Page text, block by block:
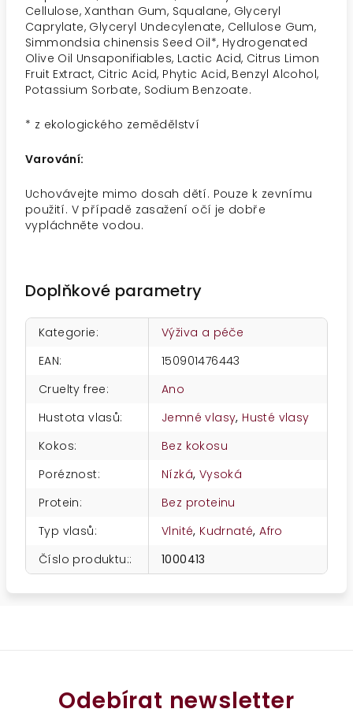
Cellulose, Xanthan Gum, Squalane, Glyceryl
Caprylate, Glyceryl Undecylenate, Cellulose Gum,
Simmondsia chinensis Seed Oil*, Hydrogenated
Olive Oil Unsaponifiables, Lactic Acid, Citrus Limon
Fruit Extract, Citric Acid, Phytic Acid, Benzyl Alcohol,
Potassium Sorbate, Sodium Benzoate.
* z ekologického zemědělství
Varování:
Uchovávejte mimo dosah dětí. Pouze k zevnímu
použití. V případě zasažení očí je dobře
vypláchněte vodou.
Doplňkové parametry
Kategorie:
Výživa a péče
EAN:
150901476443
Cruelty free:
Ano
Hustota vlasů: Jemné vlasy, Husté vlasy
Kokos:
Bez kokosu
Poréznost: Nízká, Vysoká
Protein:
Bez proteinu
Typ vlasů: Vlnité, Kudrnaté,Afro
Číslo produktu:: 1000413
Odebírat newsletter